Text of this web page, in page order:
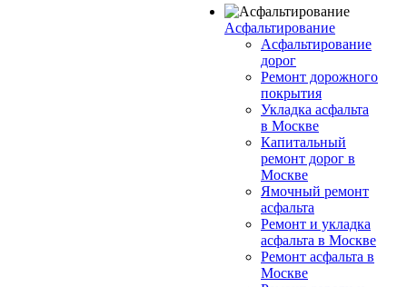
Асфальтирование
Асфальтирование
дорог
Ремонт дорожного
покрытия
Укладка асфальта
в Москве
Капитальный
ремонт дорог в
Москве
Ямочный ремонт
асфальта
Ремонт и укладка
асфальта в Москве
Ремонт асфальта в
Москве